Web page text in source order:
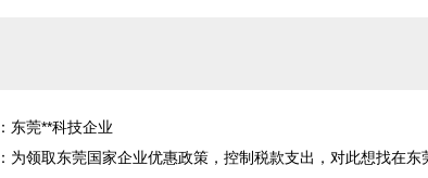
东莞**科技企业
为领取东莞国家企业优惠政策，控制税款支出，对此想找在